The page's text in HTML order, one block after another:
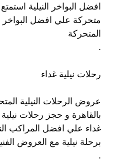
افضل البواخر النيلية
متحركة علي افضل البواخر
المتحركة
.
رحلات نيلية غداء
عروض الرحلات النيلية
بالقاهرة و حجز رحلات
غداء علي افضل المراكب
برحلة نيلية مع العروض
.